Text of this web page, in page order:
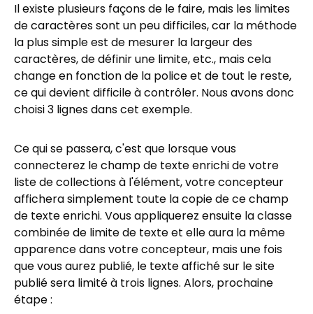
Il existe plusieurs façons de le faire, mais les limites
de caractères sont un peu difficiles, car la méthode
la plus simple est de mesurer la largeur des
caractères, de définir une limite, etc., mais cela
change en fonction de la police et de tout le reste,
ce qui devient difficile à contrôler. Nous avons donc
choisi 3 lignes dans cet exemple.
Ce qui se passera, c'est que lorsque vous
connecterez le champ de texte enrichi de votre
liste de collections à l'élément, votre concepteur
affichera simplement toute la copie de ce champ
de texte enrichi. Vous appliquerez ensuite la classe
combinée de limite de texte et elle aura la même
apparence dans votre concepteur, mais une fois
que vous aurez publié, le texte affiché sur le site
publié sera limité à trois lignes. Alors, prochaine
étape :